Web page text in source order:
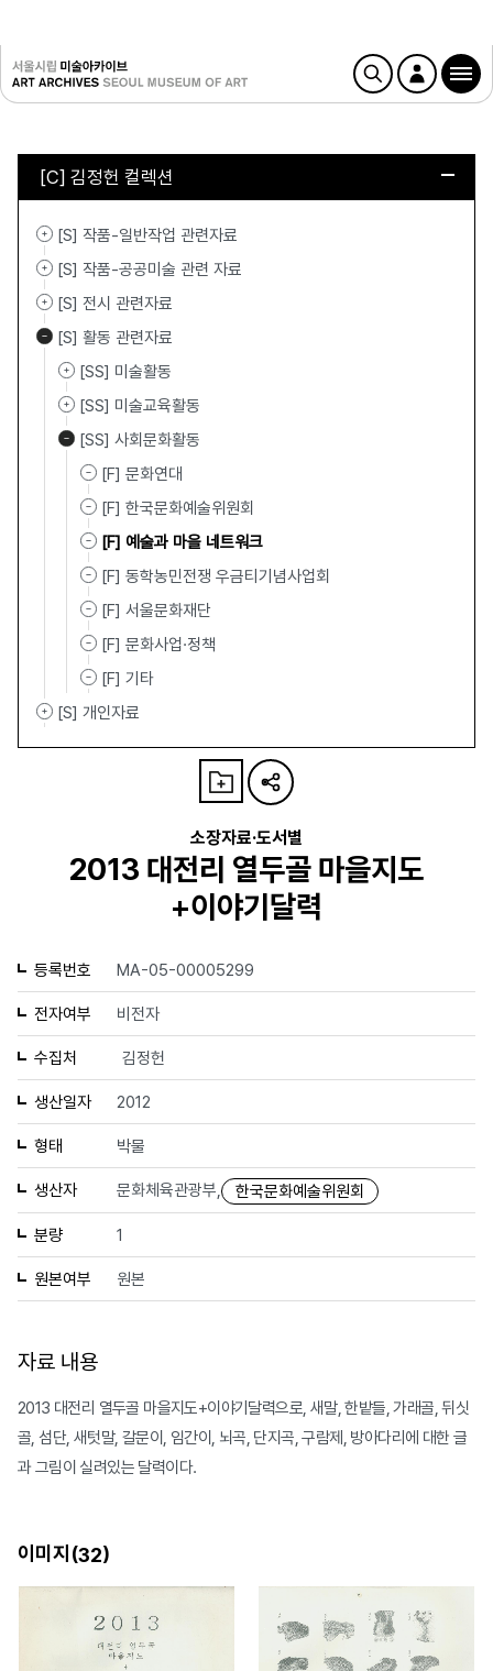
[C] 김정헌 컬렉션
[S] 작품-일반작업 관련자료
[S] 작품-공공미술 관련 자료
[S] 전시 관련자료
[S] 활동 관련자료
[SS] 미술활동
[SS] 미술교육활동
[SS] 사회문화활동
[F] 문화연대
[F] 한국문화예술위원회
[F] 예술과 마을 네트워크
[F] 동학농민전쟁 우금티기념사업회
[F] 서울문화재단
[F] 문화사업·정책
[F] 기타
[S] 개인자료
소장자료·도서별
2013 대전리 열두골 마을지도
+이야기달력
등록번호 MA-05-00005299
전자여부 비전자
수집처 김정헌
생산일자 2012
형태 박물
생산자 문화체육관광부, 한국문화예술위원회
분량 1
원본여부 원본
자료 내용
2013 대전리 열두골 마을지도+이야기달력으로, 새말, 한밭들, 가래골, 뒤싯
골, 섬단, 새텃말, 갈문이, 임간이, 뇌곡, 단지곡, 구람제, 방아다리에 대한 글
과 그림이 실려있는 달력이다.
이미지(32)